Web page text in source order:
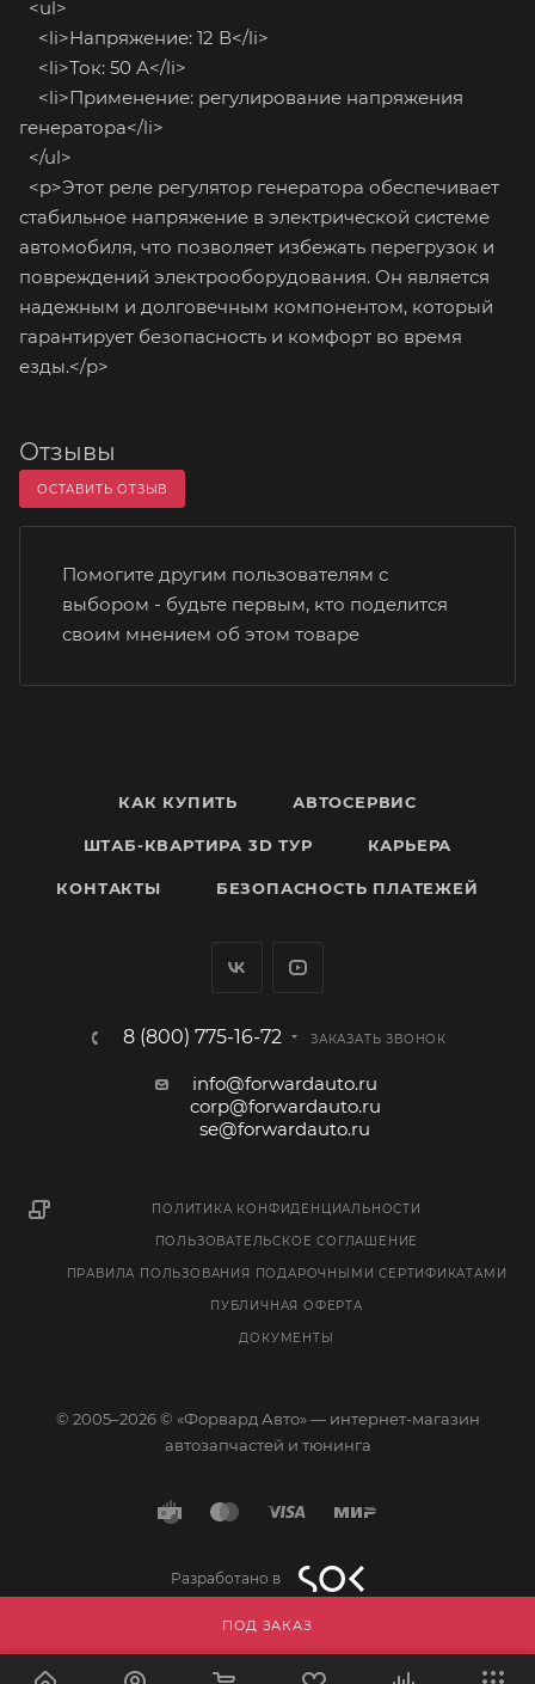
ПОД ЗАКАЗ
<ul>
<li>Напряжение: 12 В</li>
<li>Ток: 50 А</li>
<li>Применение: регулирование напряжения
генератора</li>
</ul>
<p>Этот реле регулятор генератора обеспечивает
стабильное напряжение в электрической системе
автомобиля, что позволяет избежать перегрузок и
повреждений электрооборудования. Он является
надежным и долговечным компонентом, который
гарантирует безопасность и комфорт во время
езды.</p>
Отзывы
ОСТАВИТЬ ОТЗЫВ
Помогите другим пользователям с
выбором - будьте первым, кто поделится
своим мнением об этом товаре
КАК КУПИТЬ АВТОСЕРВИС
ШТАБ-КВАРТИРА 3D ТУР КАРЬЕРА
КОНТАКТЫ БЕЗОПАСНОСТЬ ПЛАТЕЖЕЙ
8 (800) 775-16-72 ЗАКАЗАТЬ ЗВОНОК
info@forwardauto.ru
corp@forwardauto.ru
se@forwardauto.ru
ПОЛИТИКА КОНФИДЕНЦИАЛЬНОСТИ
ПОЛЬЗОВАТЕЛЬСКОЕ СОГЛАШЕНИЕ
ПРАВИЛА ПОЛЬЗОВАНИЯ ПОДАРОЧНЫМИ СЕРТИФИКАТАМИ
ПУБЛИЧНАЯ ОФЕРТА
ДОКУМЕНТЫ
© 2005–2026 © «Форвард Авто» — интернет-магазин
автозапчастей и тюнинга
Разработано в